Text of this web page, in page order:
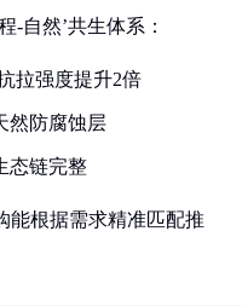
-自然’共生体系：
拉强度提升2倍
然防腐蚀层
态链完整
能根据需求精准匹配推